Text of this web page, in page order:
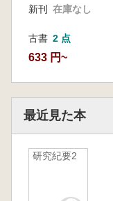
新刊 在庫なし
古書 2 点
633 円~
最近見た本
研究紀要2